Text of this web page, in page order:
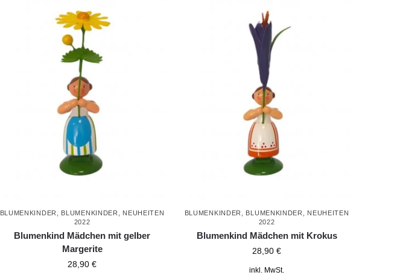
BLUMENKINDER BLUMENKINDER
NEUHEITEN
2022
Blumenkind Mädchen mit gelber
Margerite
28,90 €
BLUMENKINDER BLUMENKINDER
NEUHEITEN
2022
Blumenkind Mädchen mit Krokus
28,90€
inkl. MwSt.